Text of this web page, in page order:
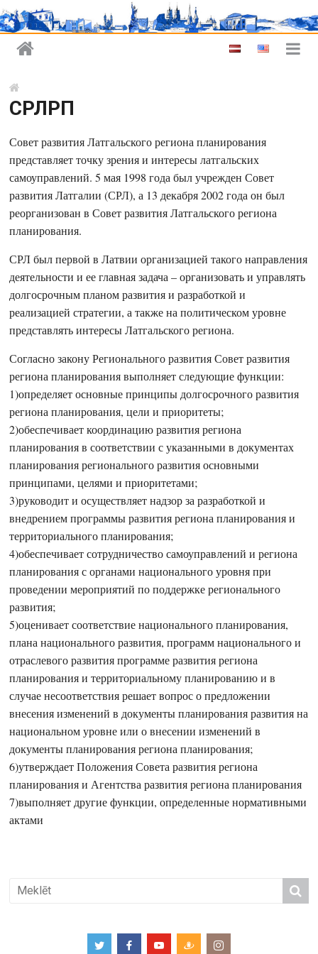
СРЛРП
Совет развития Латгальского региона планирования
представляет точку зрения и интересы латгальских
самоуправлений. 5 мая 1998 года был учрежден Совет
развития Латгалии (СРЛ), а 13 декабря 2002 года он был
реорганизован в Совет развития Латгальского региона
планирования.
СРЛ был первой в Латвии организацией такого направления
деятельности и ее главная задача – организовать и управлять
долгосрочным планом развития и разработкой и
реализацией стратегии, а также на политическом уровне
представлять интересы Латгальского региона.
Согласно закону Регионального развития Совет развития
региона планирования выполняет следующие функции:
1)определяет основные принципы долгосрочного развития
региона планирования, цели и приоритеты;
2)обеспечивает координацию развития региона
планирования в соответствии с указанными в документах
планирования регионального развития основными
принципами, целями и приоритетами;
3)руководит и осуществляет надзор за разработкой и
внедрением программы развития региона планирования и
территориального планирования;
4)обеспечивает сотрудничество самоуправлений и региона
планирования с органами национального уровня при
проведении мероприятий по поддержке регионального
развития;
5)оценивает соответствие национального планирования,
плана национального развития, программ национального и
отраслевого развития программе развития региона
планирования и территориальному планированию и в
случае несоответствия решает вопрос о предложении
внесения изменений в документы планирования развития на
национальном уровне или о внесении изменений в
документы планирования региона планирования;
6)утверждает Положения Совета развития региона
планирования и Агентства развития региона планирования
7)выполняет другие функции, определенные нормативными
актами